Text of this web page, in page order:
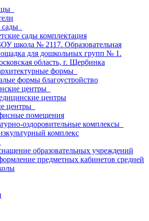
сады
сады комплектация
школа № 2117. Образовательная
для дошкольных групп № 1.
область, г. Щербинка
формы
формы благоустройство
центры
центры
центры
помещения
оздоровительные комплексы
комплекс
образовательных учреждений
предметных кабинетов средней